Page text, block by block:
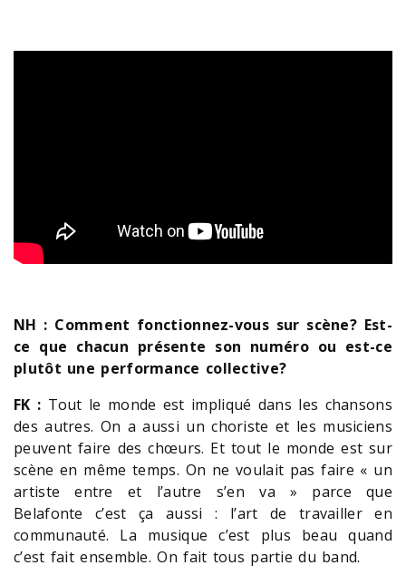
NH : Comment fonctionnez-vous sur scène? Est-
ce que chacun présente son numéro ou est-ce
plutôt une performance collective?
FK : Tout le monde est impliqué dans les chansons
des autres. On a aussi un choriste et les musiciens
peuvent faire des chœurs. Et tout le monde est sur
scène en même temps. On ne voulait pas faire « un
artiste entre et l’autre s’en va » parce que
Belafonte c’est ça aussi : l’art de travailler en
communauté. La musique c’est plus beau quand
c’est fait ensemble. On fait tous partie du band.